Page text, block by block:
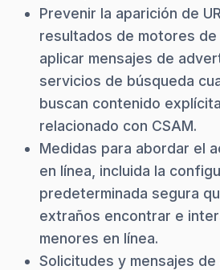
Prevenir la aparición de
resultados de motores
aplicar mensajes de
servicios de búsqueda
buscan contenido
relacionado con CSAM.
Medidas para abordar el
en línea, incluida la
predeterminada segura
extraños encontrar e
menores en línea.
Solicitudes y mensajes